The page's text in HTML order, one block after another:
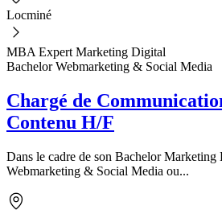
Locminé
MBA Expert Marketing Digital
Bachelor Webmarketing & Social Media
Chargé de
Contenu H/F
Dans le cadre de son Bachelor
Webmarketing & Social Media ou...